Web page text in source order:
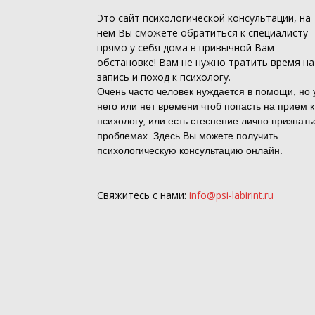
Это сайт психологической консультации, на
нем Вы сможете обратиться к специалисту
прямо у себя дома в привычной Вам
обстановке! Вам не нужно тратить время на
запись и поход к психологу.
Очень часто человек нуждается в помощи, но
него или нет времени чтоб попасть на прием к
психологу, или есть стеснение лично
проблемах. Здесь Вы можете получить
психологическую консультацию онлайн.
Свяжитесь с нами: info@psi-labirint.ru